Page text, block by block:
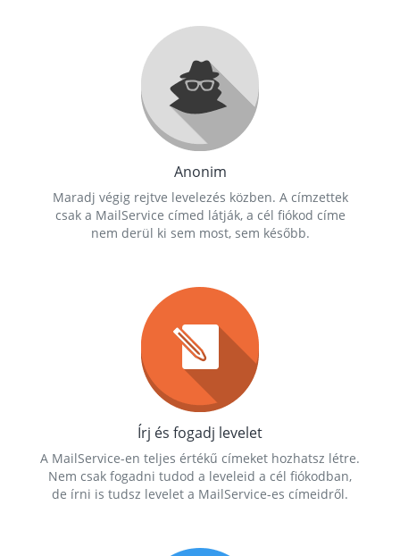
Anonim
Maradj végig rejtve levelezés közben. A címzettek
csak a MailService címed látják, a cél fiókod címe
nem derül ki sem most, sem később.
Írj és fogadj levelet
A MailService-en teljes értékű címeket hozhatsz létre.
Nem csak fogadni tudod a leveleid a cél fiókodban,
de írni is tudsz levelet a MailService-es címeidről.